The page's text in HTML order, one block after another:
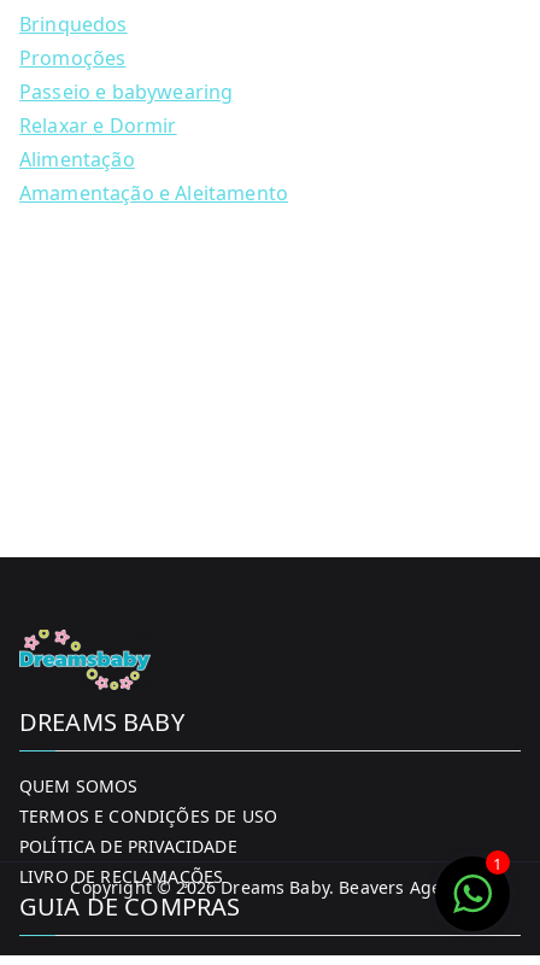
options
may
be
chosen
on
the
a
r
c
h
Brinquedos
Promoções
Passeio e babywearing
Relaxar e Dormir
Alimentação
Amamentação e Aleitamento
DREAMS BABY
QUEM SOMOS
TERMOS E CONDIÇÕES DE USO
POLÍTICA DE PRIVACIDADE
LIVRO DE RECLAMAÇÕES
GUIA DE COMPRAS
Copyright © 2026Dreams Baby. Beavers Agency
1